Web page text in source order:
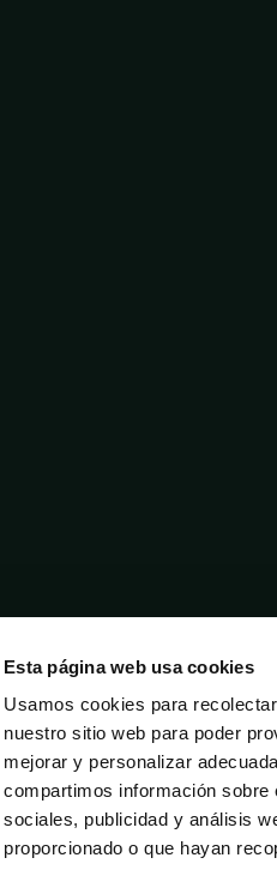
Esta página web usa cookies
Usamos cookies para
nuestro sitio web para poder
mejorar y personalizar
compartimos información sobre
sociales, publicidad y análisis
proporcionado o que hayan